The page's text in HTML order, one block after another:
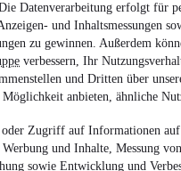
Datenverarbeitung erfolgt für
und Inhaltsmessungen
zu gewinnen. Außerdem
verbessern, Ihr
und Dritten über
anbieten, ähnliche
oder Zugriff auf Informationen
Werbung und Inhalte, Messung
sowie Entwicklung und